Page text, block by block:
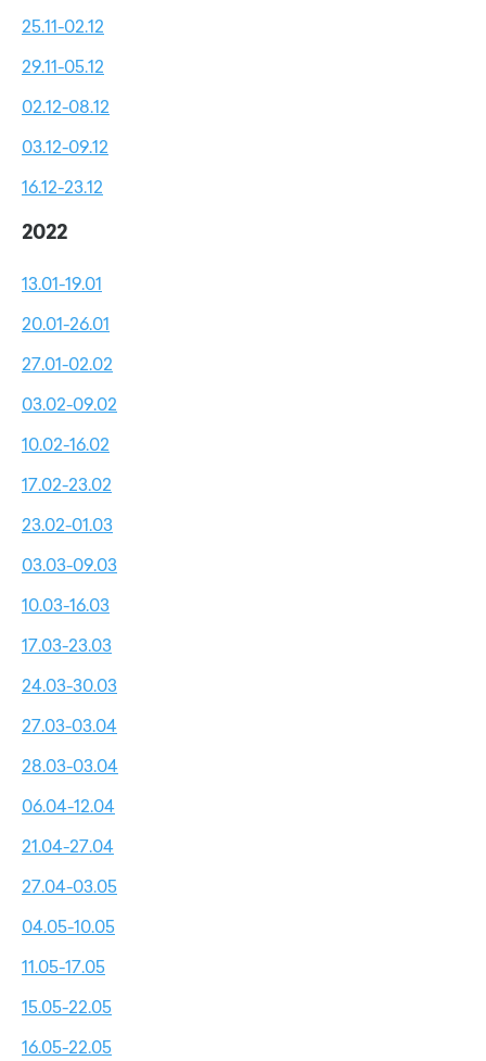
25.11-02.12
29.11-05.12
02.12-08.12
03.12-09.12
16.12-23.12
2022
13.01-19.01
20.01-26.01
27.01-02.02
03.02-09.02
10.02-16.02
17.02-23.02
23.02-01.03
03.03-09.03
10.03-16.03
17.03-23.03
24.03-30.03
27.03-03.04
28.03-03.04
06.04-12.04
21.04-27.04
27.04-03.05
04.05-10.05
11.05-17.05
15.05-22.05
16.05-22.05